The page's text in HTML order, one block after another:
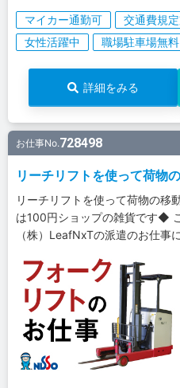
マイカー通勤可 交通費規
女性活躍中
職場駐車場無料
詳細をみる
お仕事No.728498
リーチリフトを使って荷物
リーチリフトを使って荷物の
は100円ショップの雑貨です◆
（株）LeafNxTの派遣のお仕事